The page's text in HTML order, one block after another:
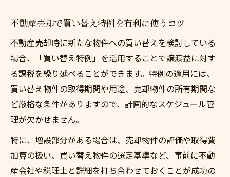
不動産売却で買い替え特例を有利に使うコツ
不動産売却時に新たな物件への買い替えを検討している
場合、「買い替え特例」を活用することで譲渡益に対す
る課税を繰り延べることができます。特例の適用には、
買い替え物件の取得期間や用途、売却物件の所有期間な
ど厳格な条件がありますので、計画的なスケジュール管
理が欠かせません。
特に、増設部分がある場合は、売却物件の評価や取得費
加算の扱い、買い替え物件の選定基準など、事前に不動
産会社や税理士と詳細を打ち合わせておくことが成功の